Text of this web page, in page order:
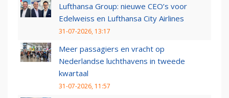
Lufthansa Group: nieuwe CEO’s voor
Edelweiss en Lufthansa City Airlines
31-07-2026, 13:17
Meer passagiers en vracht op
Nederlandse luchthavens in tweede
kwartaal
31-07-2026, 11:57